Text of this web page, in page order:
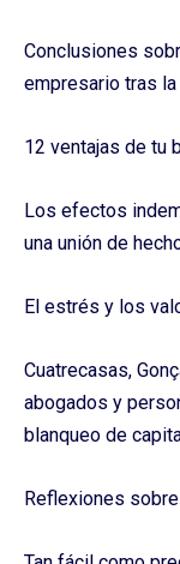
Conclusiones
empresario tras
12 ventajas de tu
Los efectos
una unión de
El estrés y los
Cuatrecasas,
abogados y
blanqueo de
Reflexiones